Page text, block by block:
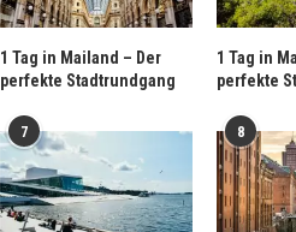
1 Tag in Mailand – Der
perfekte Stadtrundgang
1 Tag in
perfekte
7 8